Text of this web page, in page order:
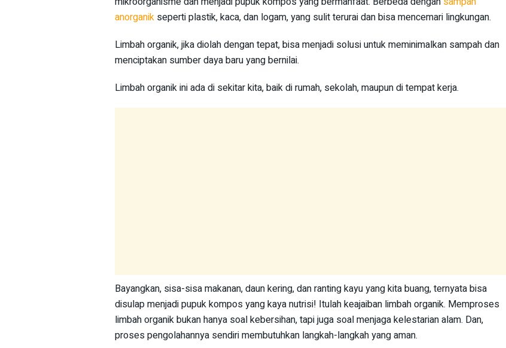
anorganik seperti plastik, kaca, dan logam, yang sulit terurai dan bisa mencemari lingkungan.
Limbah organik, jika diolah dengan tepat, bisa menjadi solusi untuk meminimalkan sampah dan
menciptakan sumber daya baru yang bernilai.
Limbah organik ini ada di sekitar kita, baik di rumah, sekolah, maupun di tempat kerja.
Bayangkan, sisa-sisa makanan, daun kering, dan ranting kayu yang kita buang, ternyata bisa
disulap menjadi pupuk kompos yang kaya nutrisi! Itulah keajaiban limbah organik. Memproses
limbah organik bukan hanya soal kebersihan, tapi juga soal menjaga kelestarian alam. Dan,
proses pengolahannya sendiri membutuhkan langkah-langkah yang aman.